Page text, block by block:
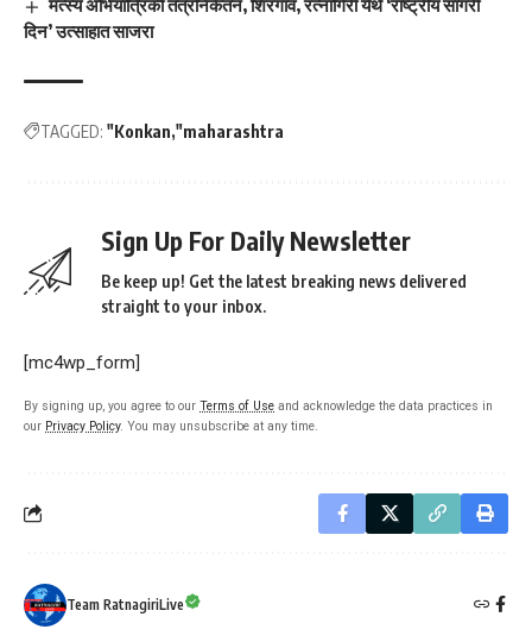
मत्स्य अभियांत्रिकी तंत्रनिकेतन, शिरगाव, रत्नागिरी येथे ‘राष्ट्रीय सागरी
दिन’ उत्साहात साजरा
TAGGED: "Konkan "maharashtra
Sign Up For Daily Newsletter
Be keep up! Get the latest breaking news delivered
straight to your inbox.
[mc4wp_form]
By signing up, you agree to our Terms of Use and acknowledge the data practices in
our Privacy Policy. You may unsubscribe at any time.
Team RatnagiriLive